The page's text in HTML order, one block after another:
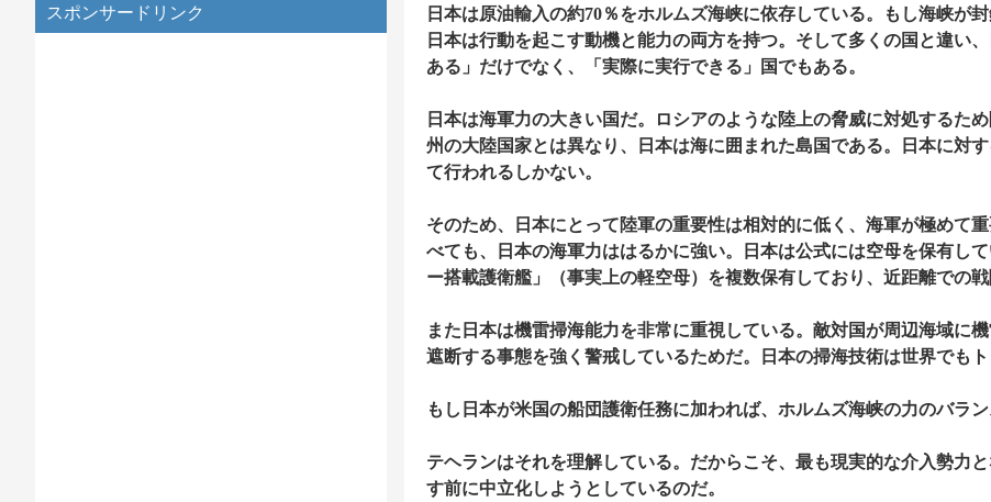
スポンサードリンク
日本は原油輸入の約70％をホルムズ海峡に依存している。もし海峡が封
日本は行動を起こす動機と能力の両方を持つ。そして多くの国と違い
ある」だけでなく、「実際に実行できる」国でもある。
日本は海軍力の大きい国だ。ロシアのような陸上の脅威に対処するた
州の大陸国家とは異なり、日本は海に囲まれた島国である。日本に対
て行われるしかない。
そのため、日本にとって陸軍の重要性は相対的に低く、海軍が極めて
べても、日本の海軍力ははるかに強い。日本は公式には空母を保有し
ー搭載護衛艦」（事実上の軽空母）を複数保有しており、近距離での戦
また日本は機雷掃海能力を非常に重視している。敵対国が周辺海域に
遮断する事態を強く警戒しているためだ。日本の掃海技術は世界でもト
もし日本が米国の船団護衛任務に加われば、ホルムズ海峡の力のバラン
テヘランはそれを理解している。だからこそ、最も現実的な介入勢力
す前に中立化しようとしているのだ。